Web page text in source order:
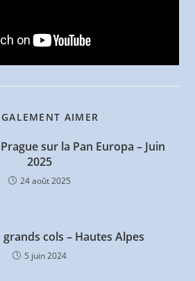
AIMER
sur la Pan Europa – Juin
2025
24 août 2025
cols – Hautes Alpes
5 juin 2024